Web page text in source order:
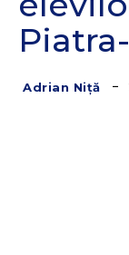
Adrian Niță